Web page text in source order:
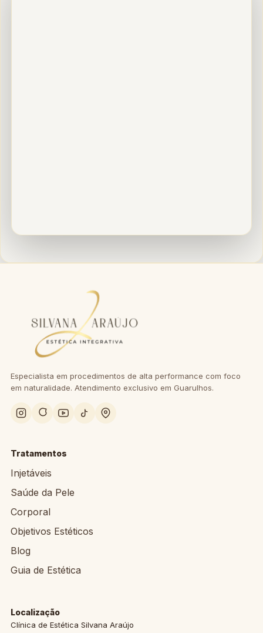
Especialista em procedimentos de alta performance com foco
em naturalidade. Atendimento exclusivo em Guarulhos.
Tratamentos
Injetáveis
Saúde da Pele
Corporal
Objetivos Estéticos
Blog
Guia de Estética
Localização
Clínica de Estética Silvana Araújo